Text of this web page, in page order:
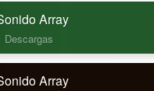
Array
Descargas
Array